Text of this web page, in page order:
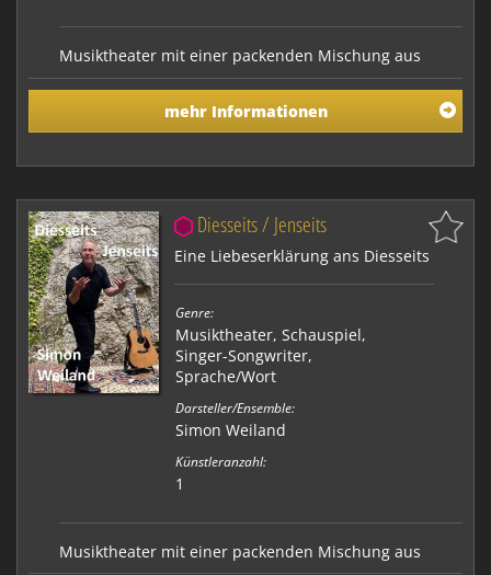
Musiktheater mit einer packenden Mischung aus
Musik, Sprachakrobatik und Schauspiel. Die
Performance thematisiert die jungsteinzeitliche
Revolution und zeigt, wie durch die Sesshaftwerdung
des Menschen eine psychische Struktur entstanden
mehr Informationen
Diesseits / Jenseits
Eine Liebeserklärung ans Diesseits
Genre:
Musiktheater, Schauspiel,
Singer-Songwriter,
Sprache/Wort
Darsteller/Ensemble:
Simon Weiland
Künstleranzahl:
1
Musiktheater mit einer packenden Mischung aus